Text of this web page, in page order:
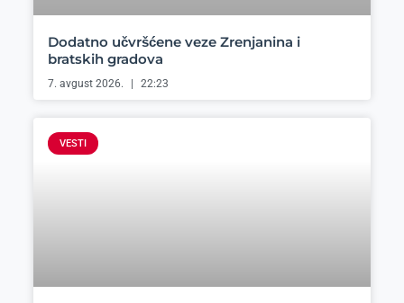
Dodatno učvršćene veze Zrenjanina i
bratskih gradova
7. avgust 2026. 22:23
VESTI